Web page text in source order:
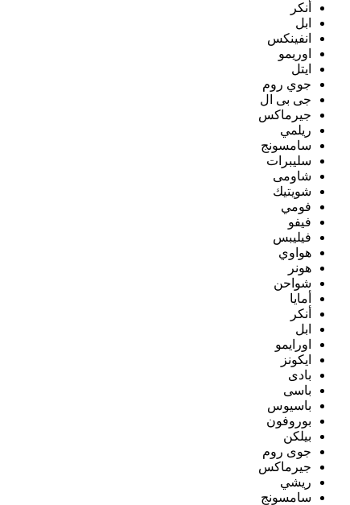
أنكر
ابل
انفينكس
اوريمو
ايتل
جوي روم
جى بى ال
جيرماكس
ريلمي
سامسونج
سليبرات
شاومى
شويتيك
فومي
فيفو
فيليبس
هواوي
هونر
شواحن
أمايا
أنكر
ابل
اورايمو
ايكونز
بادى
باسى
باسيوس
بوروفون
بيلكن
جوى روم
جيرماكس
ريشي
سامسونج